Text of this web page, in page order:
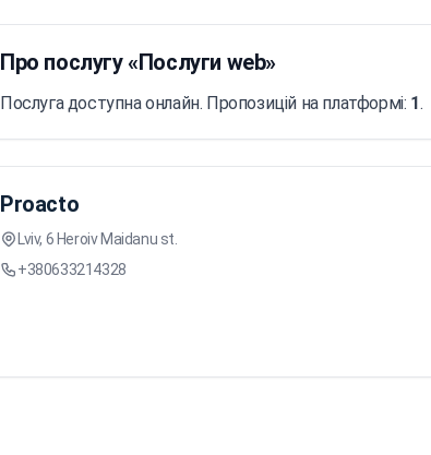
Про послугу «Послуги web»
Послуга доступна онлайн. Пропозицій на платформі: 1.
Proacto
Lviv, 6 Heroiv Maidanu st.
+380633214328